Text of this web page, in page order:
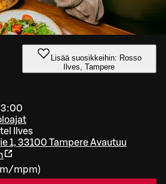
Lisää suosikkeihin: Rosso
Ilves, Tampere
Ilves
1, 33100 TampereAvautuu
mpm)